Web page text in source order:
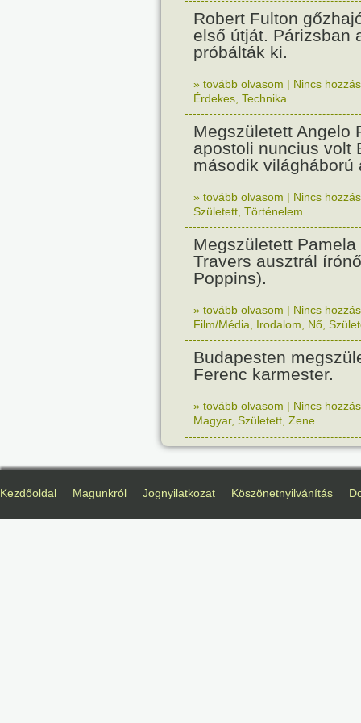
Robert Fulton
első útját. Párizsban
próbálták ki.
» tovább olvasom | Nincs
Érdekes Technika
Megszületett Angelo
apostoli nuncius volt
második világháború
» tovább olvasom | Nincs
Született Történelem
Megszületett Pamela
Travers ausztrál
Poppins).
» tovább olvasom | Nincs
Film/Média
Irodalom Nő
Budapesten
Ferenc karmester.
» tovább olvasom | Nincs
Magyar, Született Zene
Kezdőoldal Magunkról Jognyilatkozat Köszönetnyilvánítás